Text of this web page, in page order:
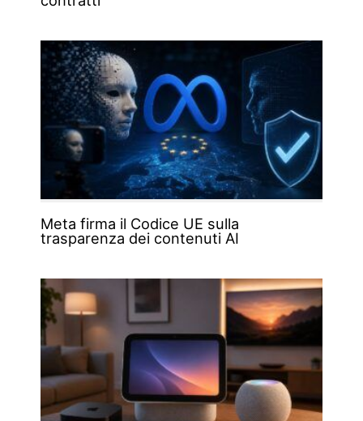
Meta firma il Codice UE sulla
trasparenza dei contenuti AI